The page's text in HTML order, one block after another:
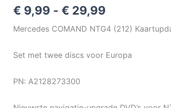
€ 9,99 - € 29,99
Mercedes COMAND NTG4 (212)
Set met twee discs voor Europa
PN: A2128273300
EUROPA
aantal